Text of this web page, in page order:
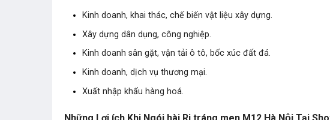
Kinh doanh, khai thác, chế biến vật liệu xây dựng.
Xây dựng dân dụng, công nghiệp.
Kinh doanh sân gặt, vận tải ô tô, bốc xúc đất đá.
Kinh doanh, dịch vụ thương mại.
Xuất nhập khẩu hàng hoá.